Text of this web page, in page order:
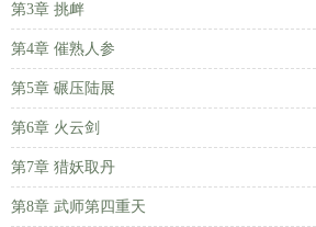
第3章 挑衅
第4章 催熟人参
第5章 碾压陆展
第6章 火云剑
第7章 猎妖取丹
第8章 武师第四重天